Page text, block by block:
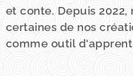
et conte. Depuis 2022,
certaines de nos
comme outil